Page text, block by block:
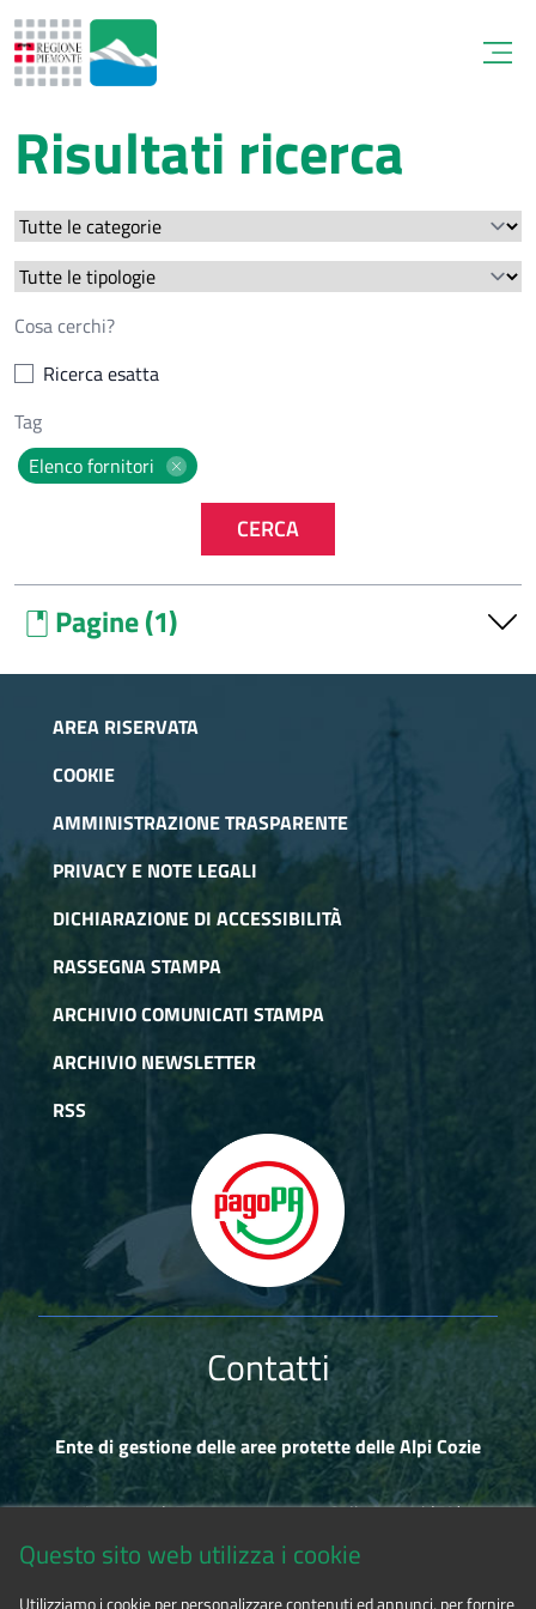
Risultati ricerca
Ricerca esatta
Elenco fornitori
CERCA
bookPagine (1)
Fornitori
AREA RISERVATA
COOKIE
AMMINISTRAZIONE TRASPARENTE
PRIVACY E NOTE LEGALI
DICHIARAZIONE DI ACCESSIBILITÀ
RASSEGNA STAMPA
ARCHIVIO COMUNICATI STAMPA
ARCHIVIO NEWSLETTER
RSS
Contatti
Ente di gestione delle aree protette delle Alpi Cozie
Via Fransuà Fontan, 1 - 10050 Salbertrand (TO)
Questo sito web utilizza i cookie